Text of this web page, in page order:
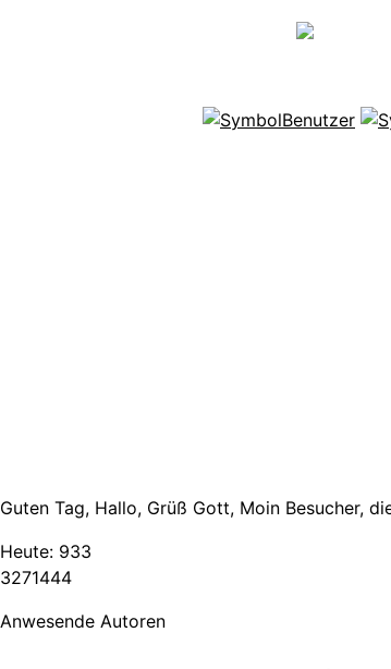
Guten Tag, Hallo, Grüß Gott, Moin Besucher,
Heute: 933
3271444
Anwesende Autoren